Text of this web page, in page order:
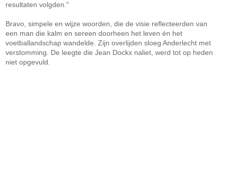
resultaten volgden."
Bravo, simpele en wijze woorden, die de visie reflecteerden van
een man die kalm en sereen doorheen het leven én het
voetballandschap wandelde. Zijn overlijden sloeg Anderlecht met
verstomming. De leegte die Jean Dockx naliet, werd tot op heden
niet opgevuld.